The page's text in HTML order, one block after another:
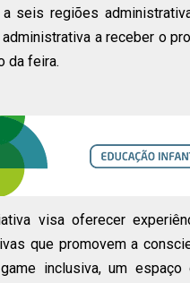
a seis regiões
a receber o
da feira.
visa oferecer
que promovem a
inclusiva, um